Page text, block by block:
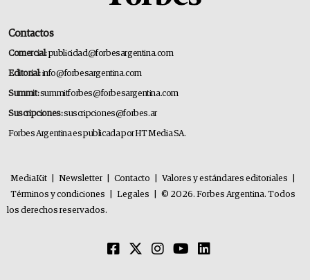
Contactos
Comercial:publicidad@forbesargentina.com
Editorial:info@forbesargentina.com
Summit:summitforbes@forbesargentina.com
Suscripciones:suscripciones@forbes.ar
Forbes Argentina es publicada por HT Media SA.
MediaKit Newsletter Contacto Valores y estándares editoriales
Términos y condiciones
Legales
© 2026. Forbes Argentina. Todos
los derechos reservados.